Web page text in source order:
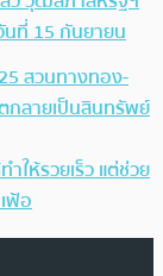
ที่ 15 กันยายน
สวนทางทอง-
กลายเป็นสินทรัพย์
ให้รวยเร็ว แต่ช่วย
ฟ้อ